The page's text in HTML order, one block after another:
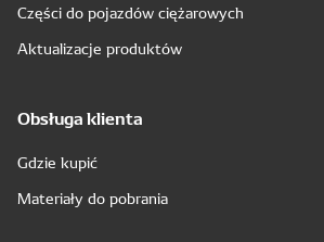
Części do pojazdów ciężarowych
Aktualizacje produktów
Obsługa klienta
Gdzie kupić
Materiały do pobrania